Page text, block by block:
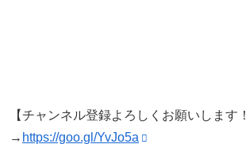
【チャンネル登録よろしくお願いします！
→ https://goo.gl/YvJo5a